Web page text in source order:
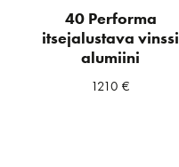
40 Performa
itsejalustava vinssi
alumiini
1210€